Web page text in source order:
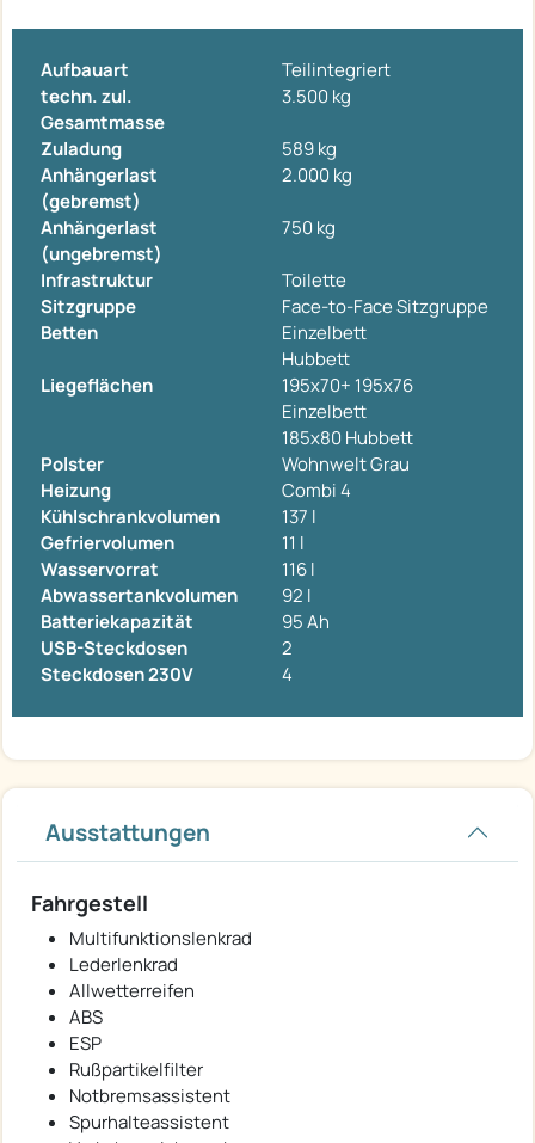
Aufbauart
Teilintegriert
techn. zul.
Gesamtmasse
3.500 kg
Zuladung
589 kg
Anhängerlast
(gebremst)
2.000 kg
Anhängerlast
(ungebremst)
750 kg
Infrastruktur
Toilette
Sitzgruppe
Face-to-Face Sitzgruppe
Betten
Einzelbett
Hubbett
Liegeflächen
195x70+ 195x76
Einzelbett
185x80 Hubbett
Polster
Wohnwelt Grau
Heizung
Combi 4
Kühlschrankvolumen
137 l
Gefriervolumen
11 l
Wasservorrat
116 l
Abwassertankvolumen
92 l
Batteriekapazität
95 Ah
USB-Steckdosen
2
Steckdosen 230V
4
Ausstattungen
Fahrgestell
Multifunktionslenkrad
Lederlenkrad
Allwetterreifen
ABS
ESP
Rußpartikelfilter
Notbremsassistent
Spurhalteassistent